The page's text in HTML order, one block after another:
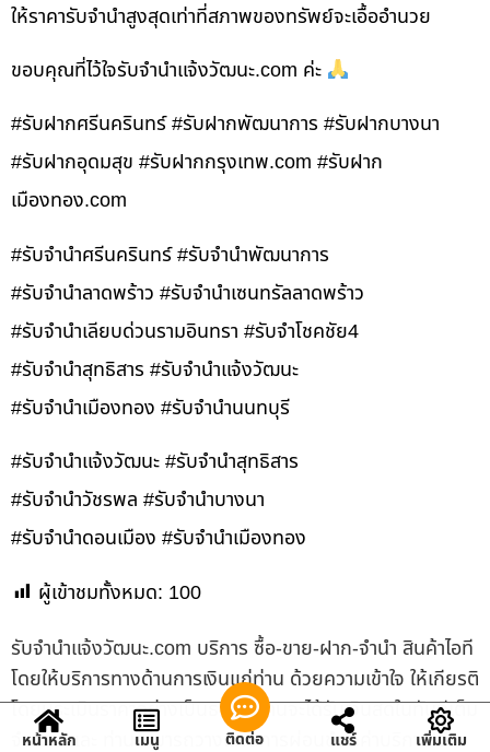
ให้ราคารับจำนำสูงสุดเท่าที่สภาพของทรัพย์จะเอื้ออำนวย
ขอบคุณที่ไว้ใจรับจำนำแจ้งวัฒนะ.com ค่ะ
#รับฝากศรีนครินทร์ #รับฝากพัฒนาการ #รับฝากบางนา
#รับฝากอุดมสุข #รับฝากกรุงเทพ.com #รับฝาก
เมืองทอง.com
#รับจำนำศรีนครินทร์ #รับจำนำพัฒนาการ
#รับจำนำลาดพร้าว #รับจำนำเซนทรัลลาดพร้าว
#รับจำนำเลียบด่วนรามอินทรา #รับจำโชคชัย4
#รับจำนำสุทธิสาร #รับจำนำแจ้งวัฒนะ
#รับจำนำเมืองทอง #รับจำนำนนทบุรี
#รับจำนำแจ้งวัฒนะ #รับจำนำสุทธิสาร
#รับจำนำวัชรพล #รับจำนำบางนา
#รับจำนำดอนเมือง #รับจำนำเมืองทอง
ผู้เข้าชมทั้งหมด: 100
รับจํานําแจ้งวัฒนะ.com บริการ ซื้อ-ขาย-ฝาก-จำนำ สินค้าไอที
โดยให้บริการทางด้านการเงินแก่ท่าน ด้วยความเข้าใจ ให้เกียรติ
โดยประเมินราคาอย่างเป็นธรรม ท่านจะได้รับเงินสดในทันทีเต็ม
จำนวน และ ท่านสามารถวางแผนการผ่อนชำระค่าบริการได้
หน้าหลัก เมนู ติดต่อ แชร์ เพิ่มเติม